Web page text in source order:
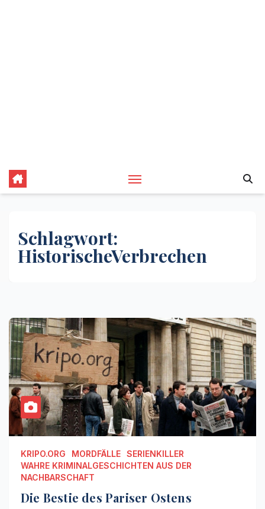
Schlagwort:
HistorischeVerbrechen
KRIPO.ORG MORDFÄLLE SERIENKILLER
WAHRE KRIMINALGESCHICHTEN AUS DER
NACHBARSCHAFT
Die Bestie des Pariser Ostens